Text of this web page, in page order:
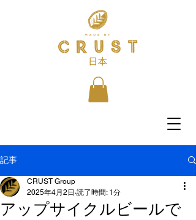
記事
アップサイクルビールで
CRUST Group
2025年4月2日 読了時間: 1分